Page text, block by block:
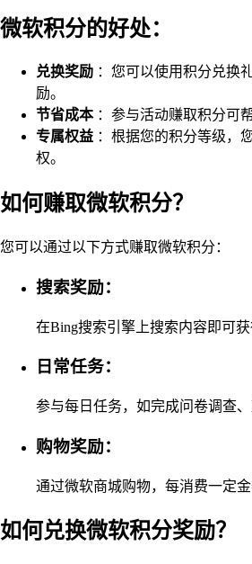
微软积分的好处：
兑换奖励 ：您可以使用积分兑换
励。
节省成本：参与活动赚取积分可
专属权益 ：根据您的积分等级，
权。
如何赚取微软积分？
您可以通过以下方式赚取微软积分：
搜索奖励：
在Bing搜索引擎上搜索内容即可获
日常任务：
参与每日任务，如完成问卷调查、
购物奖励：
通过微软商城购物，每消费一定
如何兑换微软积分奖励？